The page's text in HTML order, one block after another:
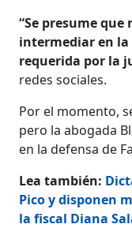
“Se presume
intermediar en la
requerida por la
redes sociales.
Por el momento,
pero la abogada
en la defensa de
Lea también:
Pico y disponen
la fiscal Diana